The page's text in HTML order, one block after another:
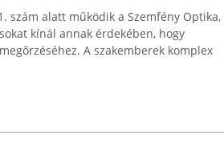
szám alatt működik a Szemfény Optika,
kínál annak érdekében, hogy
A szakemberek komplex